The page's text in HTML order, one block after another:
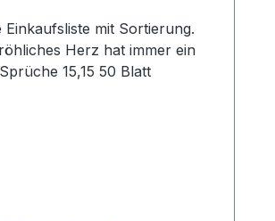
Einkaufsliste mit Sortierung.
Herz hat immer ein
15,15 50 Blatt